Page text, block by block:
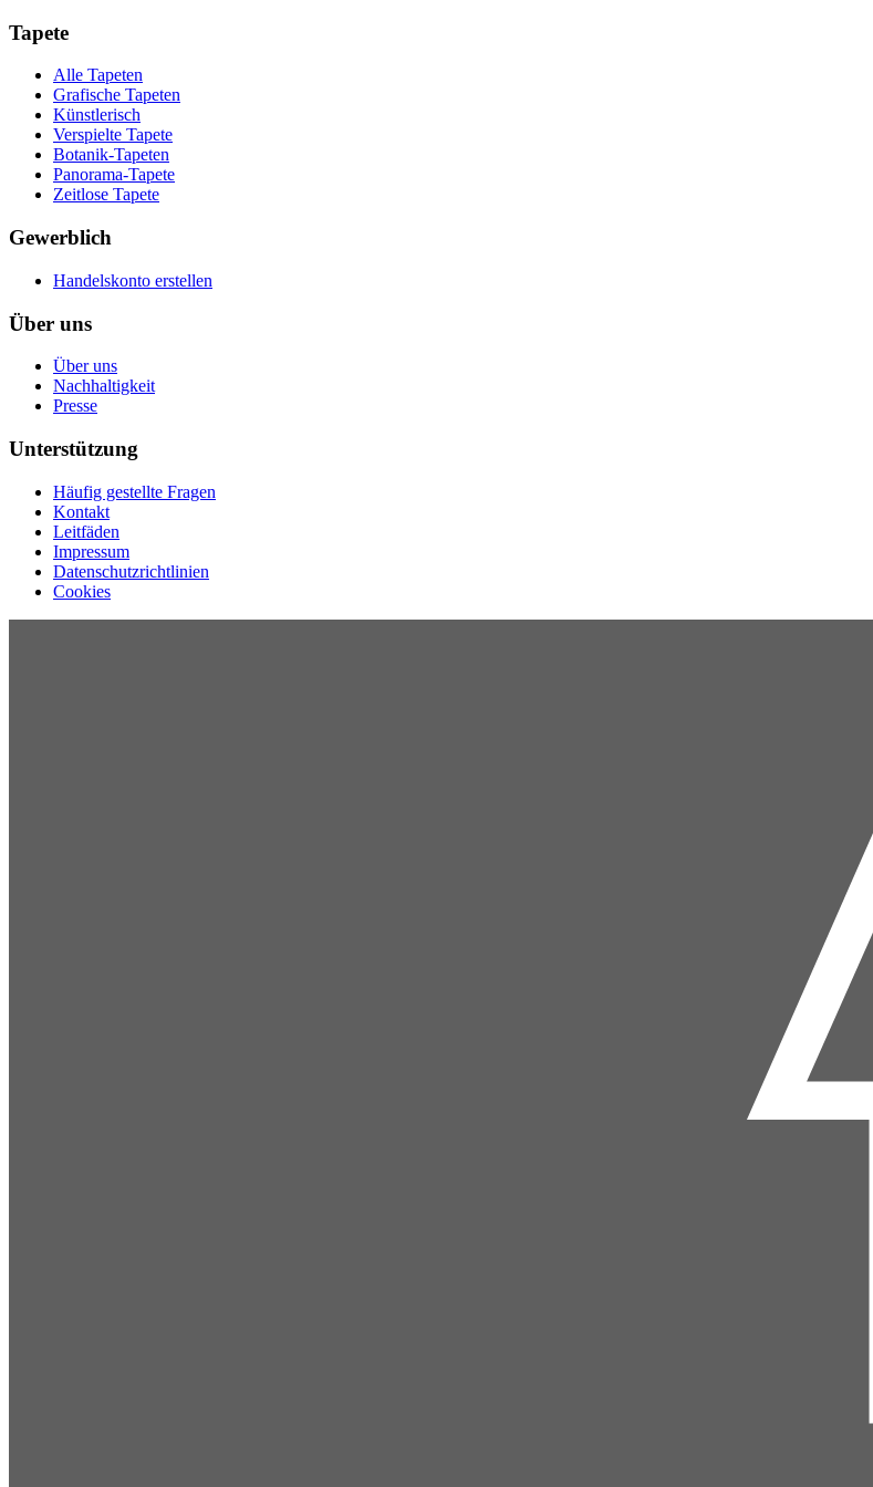
Tapete
Alle Tapeten
Grafische Tapeten
Künstlerisch
Verspielte Tapete
Botanik-Tapeten
Panorama-Tapete
Zeitlose Tapete
Gewerblich
Handelskonto erstellen
Über uns
Über uns
Nachhaltigkeit
Presse
Unterstützung
Häufig gestellte Fragen
Kontakt
Leitfäden
Impressum
Datenschutzrichtlinien
Cookies